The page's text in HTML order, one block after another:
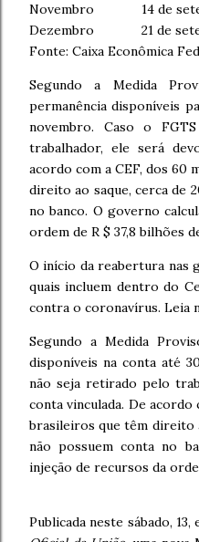
Novembro
14 de
Dezembro
21 de
Fonte: Caixa Econômica
Segundo a Medida
permanência disponíveis
novembro. Caso o
trabalhador, ele será
acordo com a CEF, dos 60
direito ao saque, cerca de
no banco. O governo
ordem de R $ 37,8 bilhões
O início da reabertura nas
quais incluem dentro do
contra o coronavírus. Leia
Segundo a Medida
disponíveis na conta até
não seja retirado pelo
conta vinculada. De acordo
brasileiros que têm direito
não possuem conta no
injeção de recursos da
Publicada neste sábado,